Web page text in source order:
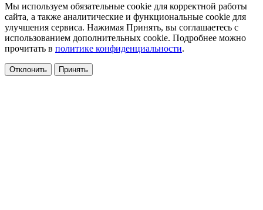
Мы используем обязательные cookie для корректной работы
сайта, а также аналитические и функциональные cookie для
улучшения сервиса. Нажимая Принять, вы соглашаетесь с
использованием дополнительных cookie. Подробнее можно
прочитать в политике конфиденциальности.
Отклонить Принять